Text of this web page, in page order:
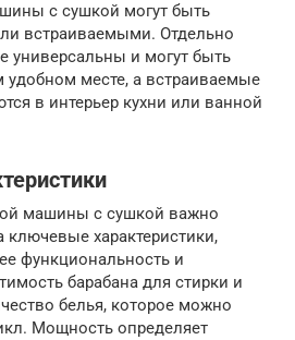
с сушкой могут быть
встраиваемыми. Отдельно
универсальны и могут быть
месте, а встраиваемые
в интерьер кухни или ванной
машины с сушкой важно
ключевые характеристики,
функциональность и
барабана для стирки и
белья, которое можно
Мощность определяет